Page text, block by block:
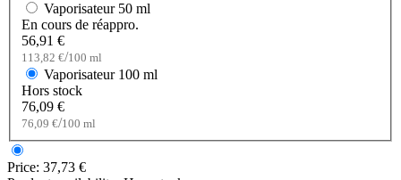
Vaporisateur 50 ml
En cours de réappro.
56,91 €
113,82 €/100 ml
Vaporisateur 100 ml
Hors stock
76,09 €
76,09 €/100 ml
Price: 37,73 €